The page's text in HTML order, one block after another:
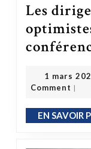
Les
1 mars
Comment |
EN SAVOIR